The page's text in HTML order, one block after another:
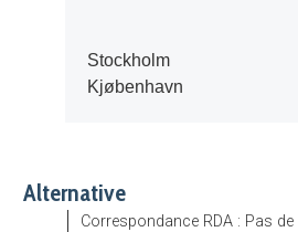
Stockholm
Kjøbenhavn
Alternative
Correspondance RDA : Pas